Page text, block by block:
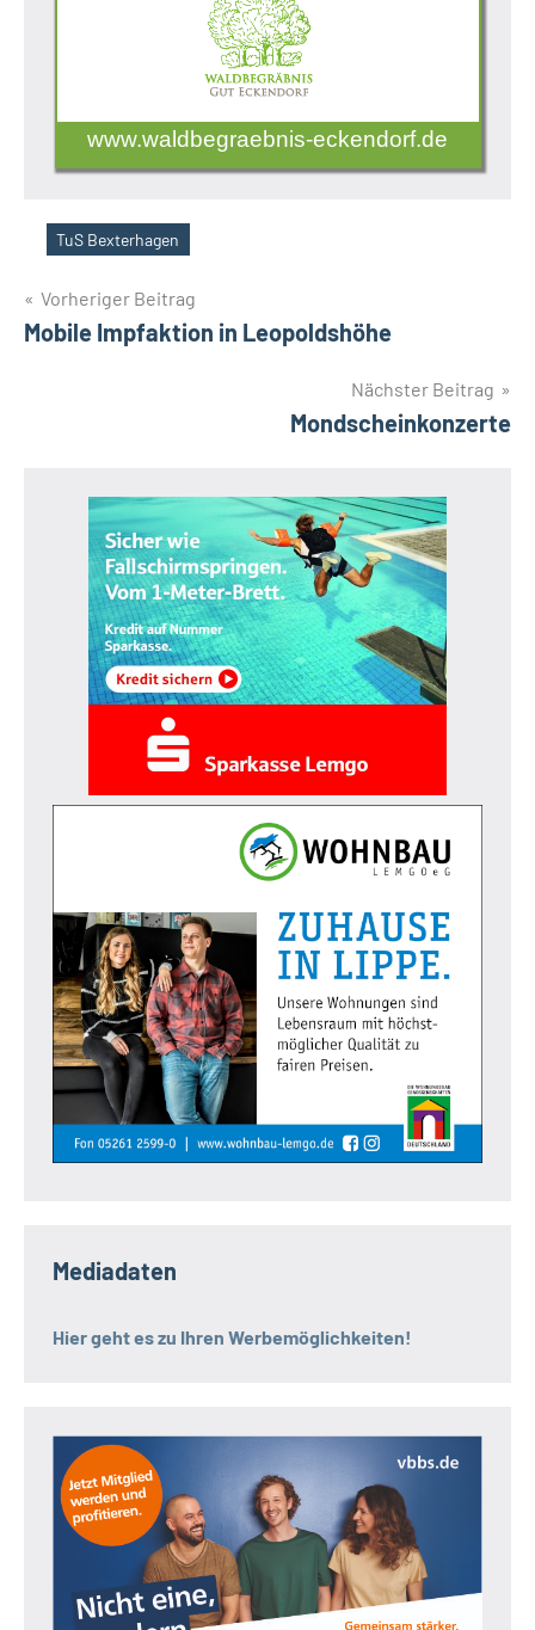
www.waldbegraebnis-eckendorf.de
Schlagwörter
TuS Bexterhagen
Beitragsnavigation
Vorheriger Beitrag
Mobile Impfaktion in Leopoldshöhe
Nächster Beitrag
Mondscheinkonzerte
Mediadaten
Hier geht es zu Ihren Werbemöglichkeiten!